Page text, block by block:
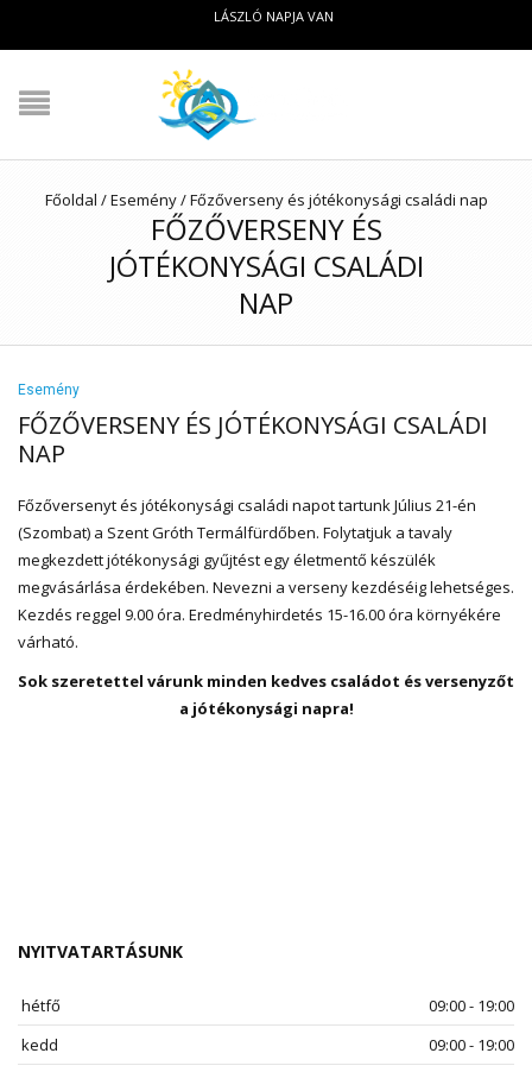
LÁSZLÓ NAPJA VAN
Főoldal /Esemény/Főzőverseny és jótékonysági családi nap
FŐZŐVERSENY ÉS
JÓTÉKONYSÁGI CSALÁDI
NAP
Esemény
FŐZŐVERSENY ÉS JÓTÉKONYSÁGI CSALÁDI
NAP
Főzőversenyt és jótékonysági családi napot tartunk Július 21-én
(Szombat) a Szent Gróth Termálfürdőben. Folytatjuk a tavaly
megkezdett jótékonysági gyűjtést egy életmentő készülék
megvásárlása érdekében. Nevezni a verseny kezdéséig lehetséges.
Kezdés reggel 9.00 óra. Eredményhirdetés 15-16.00 óra környékére
várható.
Sok szeretettel várunk minden kedves családot és versenyzőt
a jótékonysági napra!
NYITVATARTÁSUNK
hétfő
09:00 - 19:00
kedd
09:00 - 19:00